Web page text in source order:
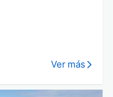
Ver más